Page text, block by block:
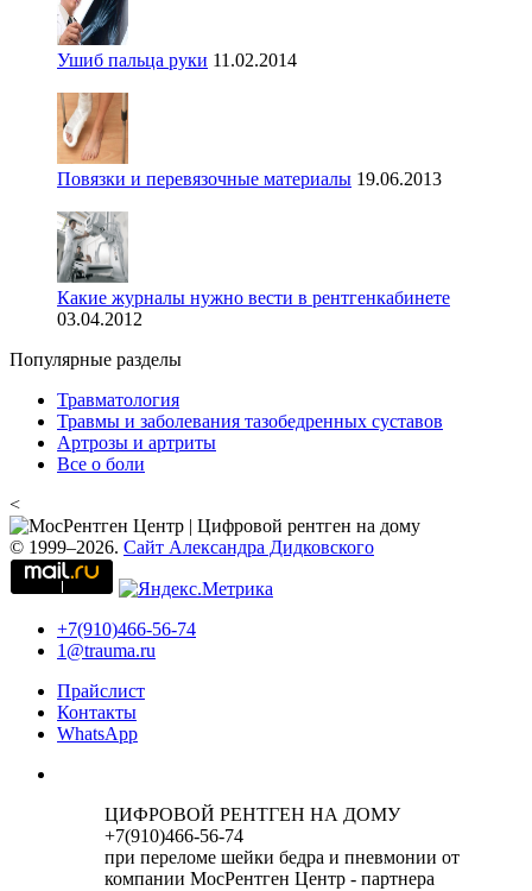
Ушиб пальца руки 11.02.2014
Повязки и перевязочные материалы 19.06.2013
Какие журналы нужно вести в рентгенкабинете
03.04.2012
Популярные разделы
Травматология
Травмы и заболевания тазобедренных суставов
Артрозы и артриты
Все о боли
<
© 1999–2026. Сайт Александра Дидковского
+7(910)466-56-74
1@trauma.ru
Прайслист
Контакты
WhatsApp
ЦИФРОВОЙ РЕНТГЕН НА ДОМУ
+7(910)466-56-74
при переломе шейки бедра и пневмонии от
компании МосРентген Центр - партнера